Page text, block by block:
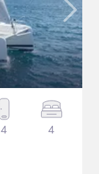
4 4